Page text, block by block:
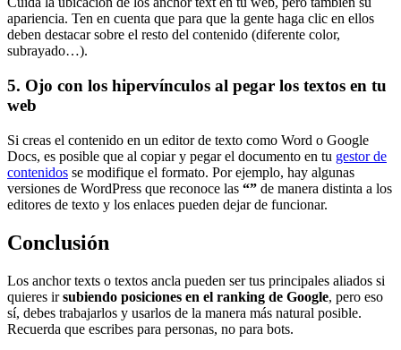
apariencia. Ten en cuenta que para que la gente haga clic en ellos
deben destacar sobre el resto del contenido (diferente color,
subrayado…).
5. Ojo con los hipervínculos al pegar los textos en tu
web
Si creas el contenido en un editor de texto como Word o Google
Docs, es posible que al copiar y pegar el documento en tu gestor de
contenidos se modifique el formato. Por ejemplo, hay algunas
versiones de WordPress que reconoce las “” de manera distinta a los
editores de texto y los enlaces pueden dejar de funcionar.
Conclusión
Los anchor texts o textos ancla pueden ser tus principales aliados si
quieres irsubiendo posiciones en el ranking de Google, pero eso
sí, debes trabajarlos y usarlos de la manera más natural posible.
Recuerda que escribes para personas, no para bots.